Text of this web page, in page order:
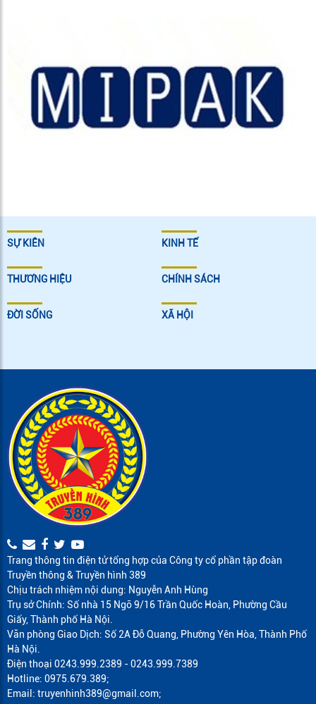
SỰ KIÊN KINH TẾ
THƯƠNG HIỆU CHÍNH SÁCH
ĐỜI SỐNG XÃ HỘI
Trang thông tin điện tử tổng hợp của Công ty cổ phần tập đoàn
Truyền thông & Truyền hình 389
Chịu trách nhiệm nội dung: Nguyễn Anh Hùng
Trụ sở Chính: Số nhà 15 Ngõ 9/16 Trần Quốc Hoàn, Phường Cầu
Giấy, Thành phố Hà Nội.
Văn phòng Giao Dịch: Số 2A Đỗ Quang, Phường Yên Hòa, Thành Phố
Hà Nội.
Điện thoại 0243.999.2389 - 0243.999.7389
Hotline: 0975.679.389;
Email: truyenhinh389@gmail.com;